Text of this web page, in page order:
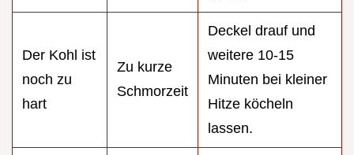
Der Kohl ist
noch zu
hart
Zu kurze
Schmorzeit
Deckel drauf und
weitere 10-15
Minuten bei kleiner
Hitze köcheln
lassen.